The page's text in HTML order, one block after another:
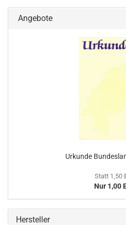
Angebote
Urkunde
Statt 1,50
Nur 1,00
Hersteller